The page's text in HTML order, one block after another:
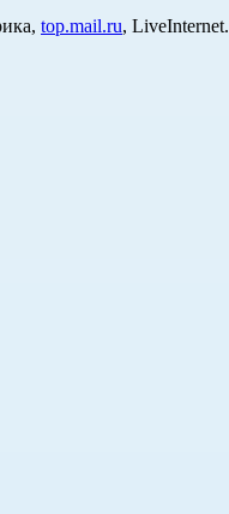
top.mail.ru, LiveInternet.